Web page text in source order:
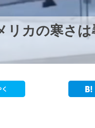
リカの寒さ